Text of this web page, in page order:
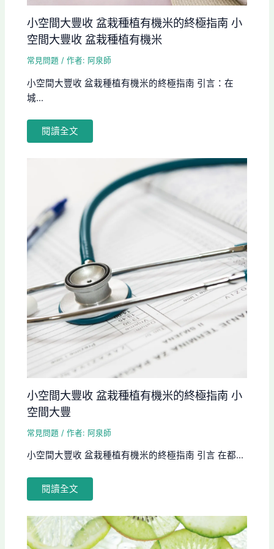
小空間大豐收 盆栽種植有機米的終極指南 小
空間大豐收 盆栽種植有機米
常見問題 / 作者: 阿泉師
小空間大豐收 盆栽種植有機米的終極指南 引言：在
城...
閱讀全文
小空間大豐收 盆栽種植有機米的終極指南 小
空間大豐
常見問題 / 作者: 阿泉師
小空間大豐收 盆栽種植有機米的終極指南 引言 在都...
閱讀全文